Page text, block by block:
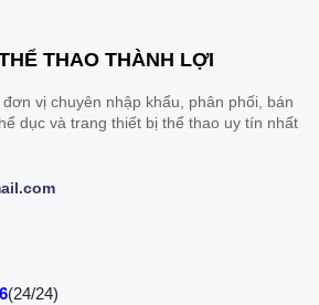
THAO THÀNH LỢI
vị chuyên nhập khẩu, phân phối, bán
dục và trang thiết bị thể thao uy tín nhất
(24/24)